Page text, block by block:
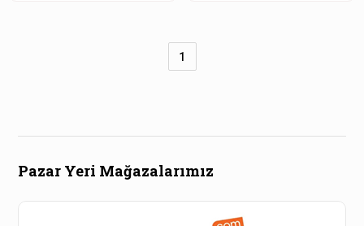
1
Pazar Yeri Mağazalarımız